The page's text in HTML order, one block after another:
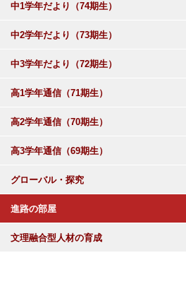
中1学年だより（74期生）
中2学年だより（73期生）
中3学年だより（72期生）
高1学年通信（71期生）
高2学年通信（70期生）
高3学年通信（69期生）
グローバル・探究
進路の部屋
文理融合型人材の育成